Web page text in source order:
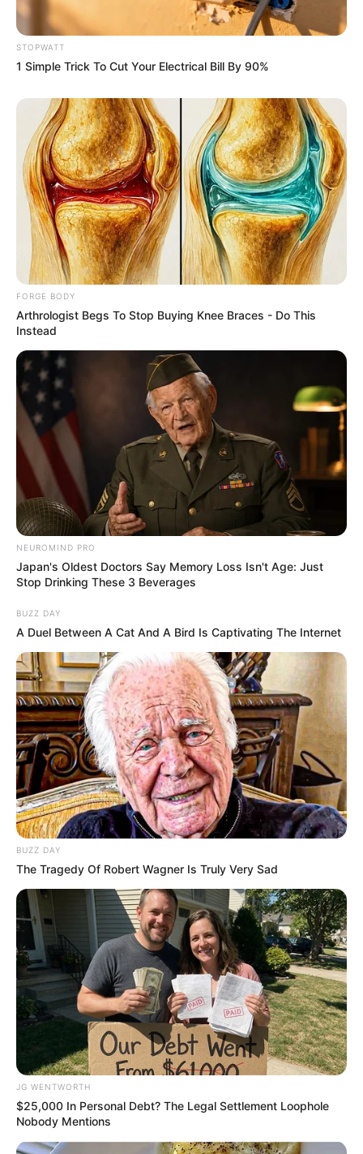
Is There An Intersex Whale? This Finding Baffles
Science
BRAINBERRIES
Tropes Hollywood Invented That Have Nothing To
Do With Reality
BRAINBERRIES
It's Not Your Typical Family: Each Member Has
This Unique Trait!
BRAINBERRIES
Sensual Dance Scenes We Saw In Movies
BRAINBERRIES
STOPWATT
1 Simple Trick To Cut Your Electrical Bill By 90%
FORGE BODY
Arthrologist Begs To Stop Buying Knee Braces - Do This
Instead
NEUROMIND PRO
Japan's Oldest Doctors Say Memory Loss Isn't Age: Just
Stop Drinking These 3 Beverages
BUZZ DAY
A Duel Between A Cat And A Bird Is Captivating The Internet
BUZZ DAY
The Tragedy Of Robert Wagner Is Truly Very Sad
JG WENTWORTH
$25,000 In Personal Debt? The Legal Settlement Loophole
Nobody Mentions